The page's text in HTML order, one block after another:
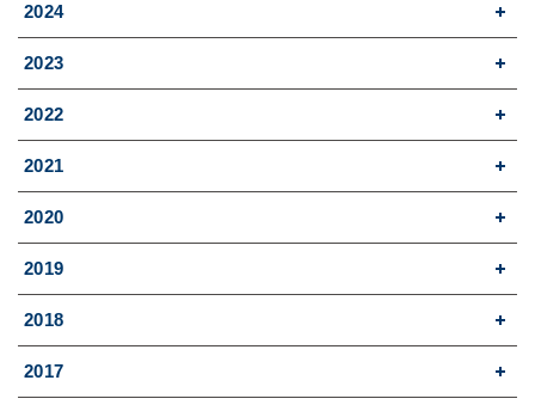
2024
2023
2022
2021
2020
2019
2018
2017